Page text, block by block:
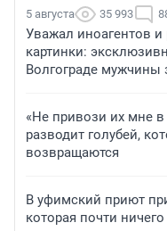
5 августа 35 993
Уважал иноагентов
картинки:
Волгограде мужчины
«Не привози их мне в
разводит голубей,
возвращаются
В уфимский приют
которая почти